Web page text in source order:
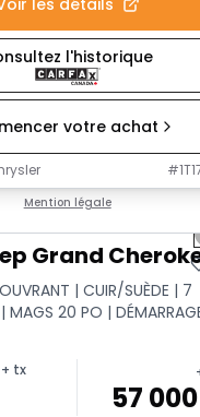
l'historique
votre achat
#
Mention légale
offre
Grand
| CUIR/SUÈDE | 7
| MAGS 20 PO |
+ tx
57 000